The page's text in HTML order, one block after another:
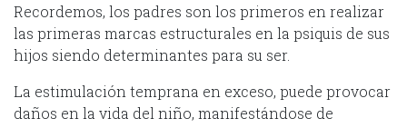
Recordemos, los padres son los primeros en realizar
las primeras marcas estructurales en la psiquis de sus
hijos siendo determinantes para su ser.
La estimulación temprana en exceso, puede provocar
daños en la vida del niño, manifestándose de